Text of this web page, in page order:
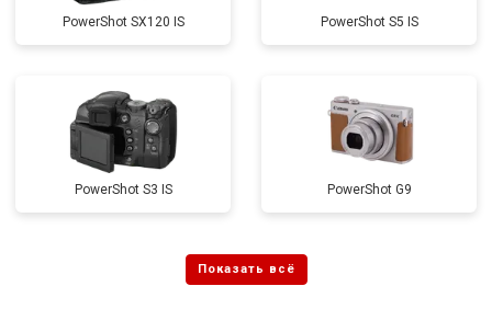
PowerShot SX120 IS PowerShot S5 IS
PowerShot S3 IS PowerShot G9